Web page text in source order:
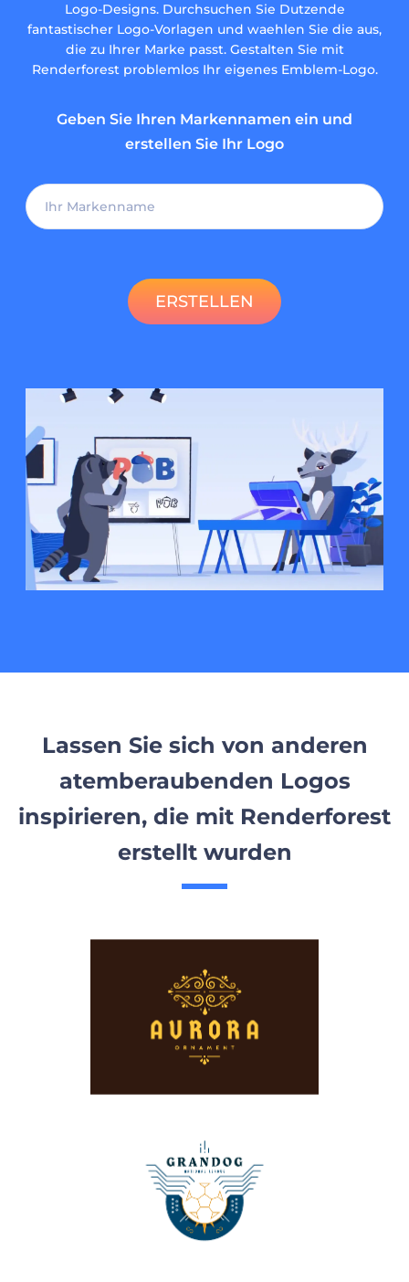
Logo-Designs. Durchsuchen Sie Dutzende
fantastischer Logo-Vorlagen und waehlen Sie die aus,
die zu Ihrer Marke passt. Gestalten Sie mit
Renderforest problemlos Ihr eigenes Emblem-Logo.
Geben Sie Ihren Markennamen ein und
erstellen Sie Ihr Logo
ERSTELLEN
Lassen Sie sich von anderen
atemberaubenden Logos
inspirieren, die mit Renderforest
erstellt wurden